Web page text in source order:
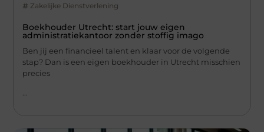
Zakelijke Dienstverlening
Boekhouder Utrecht: start jouw eigen
administratiekantoor zonder stoffig imago
Ben jij een financieel talent en klaar voor de volgende
stap? Dan is een eigen boekhouder in Utrecht misschien
precies